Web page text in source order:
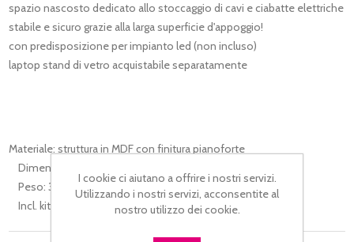
spazio nascosto dedicato allo stoccaggio di cavi e ciabatte elettriche
stabile e sicuro grazie alla larga superficie d'appoggio!
con predisposizione per impianto led (non incluso)
laptop stand di vetro acquistabile separatamente
Materiale: struttura in MDF con finitura pianoforte
Dimensioni: 1250 x 450 x 900 mm
Peso: 32 kg
Incl. kitLED
I cookie ci aiutano a offrire i nostri servizi.
Utilizzando i nostri servizi, acconsentite al
nostro utilizzo dei cookie.